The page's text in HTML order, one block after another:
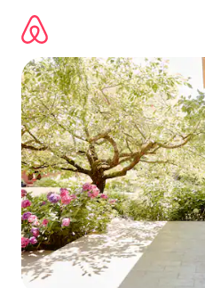
direct
naar
inhoud